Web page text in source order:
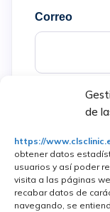
de
https://
obtener datos
usuarios y así poder
visita a las páginas
recabar datos de
navegando, se
Correo
Asunto